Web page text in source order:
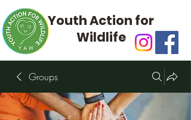
Youth Action for
Wildlife
Groups